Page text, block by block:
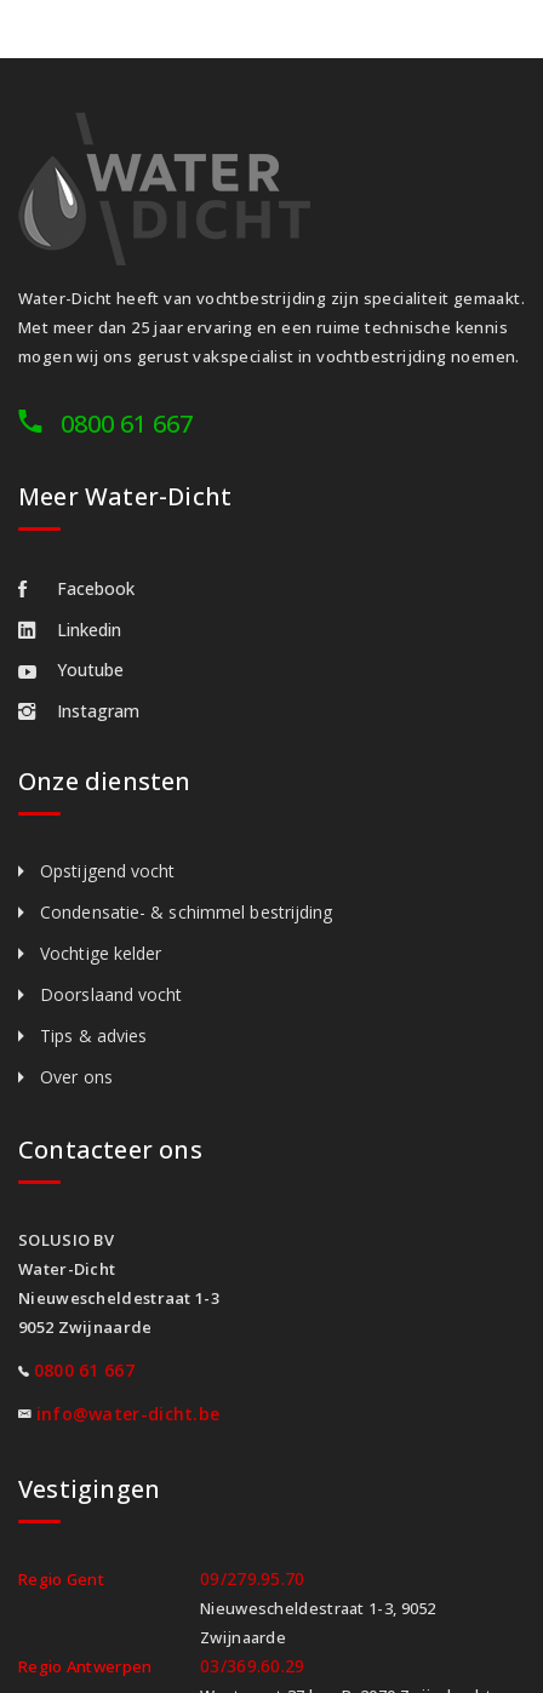
Water-Dicht heeft van vochtbestrijding zijn specialiteit gemaakt.
Met meer dan 25 jaar ervaring en een ruime technische kennis
mogen wij ons gerust vakspecialist in vochtbestrijding noemen.
0800 61 667
Meer Water-Dicht
Facebook
Linkedin
Youtube
Instagram
Onze diensten
Opstijgend vocht
Condensatie- & schimmel bestrijding
Vochtige kelder
Doorslaand vocht
Tips & advies
Over ons
Contacteer ons
SOLUSIO BV
Water-Dicht
Nieuwescheldestraat 1-3
9052 Zwijnaarde
0800 61 667
info@water-dicht.be
Vestigingen
Regio Gent 09/279.95.70
Nieuwescheldestraat 1-3, 9052
Zwijnaarde
Regio Antwerpen
03/369.60.29